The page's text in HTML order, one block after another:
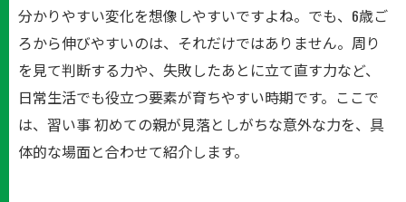
分かりやすい変化を想像しやすいですよね。でも、6歳ご
ろから伸びやすいのは、それだけではありません。周り
を見て判断する力や、失敗したあとに立て直す力など、
日常生活でも役立つ要素が育ちやすい時期です。ここで
は、習い事 初めての親が見落としがちな意外な力を、具
体的な場面と合わせて紹介します。